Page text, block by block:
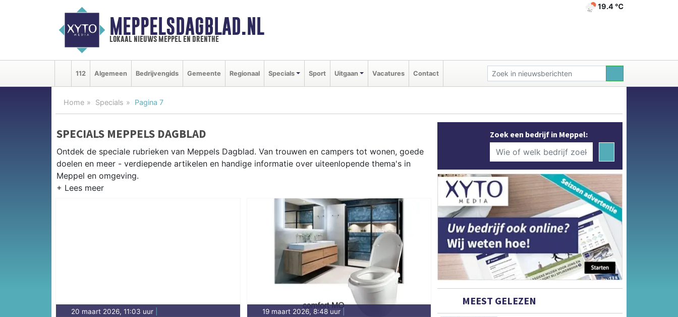
MEPPELSDAGBLAD.NL
lokaal nieuws meppel en drenthe
19.4 ℃
112 Algemeen Bedrijvengids Gemeente Regionaal Specials Sport Uitgaan Vacatures Contact
Home Specials Pagina 7
SPECIALS MEPPELS DAGBLAD
Ontdek de speciale rubrieken van Meppels Dagblad. Van trouwen en campers tot wonen, goede
doelen en meer - verdiepende artikelen en handige informatie over uiteenlopende thema's in
Meppel en omgeving.
20 maart 2026, 11:03 uur 19 maart 2026, 8:48 uur|
Zoek een bedrijf in Meppel:
MEEST GELEZEN